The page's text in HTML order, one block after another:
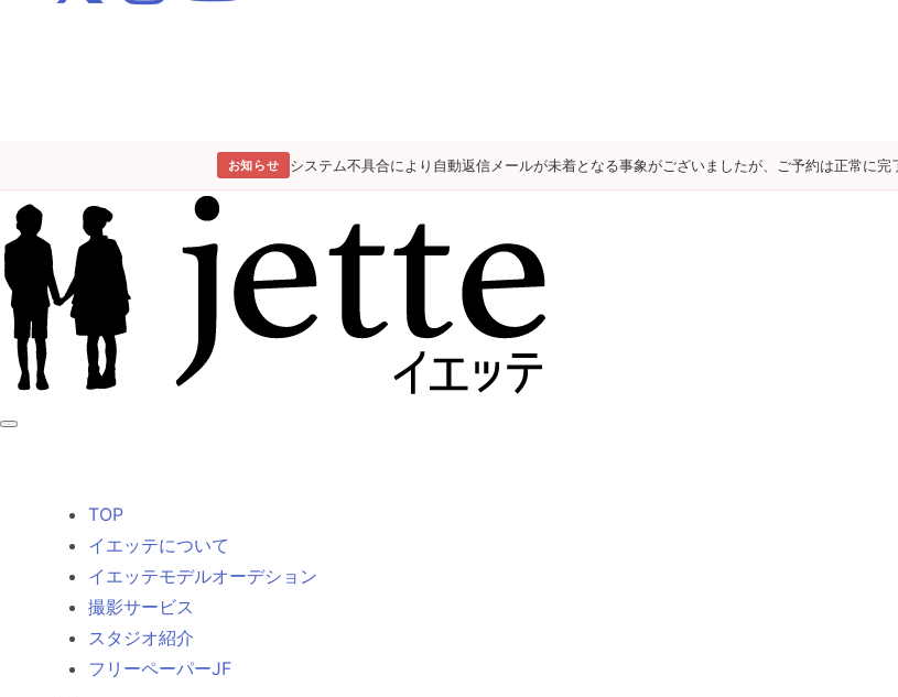
お知らせ システム不具合により自動返信メールが未着となる事象がございましたが、ご予約は正常に
TOP
イエッテについて
イエッテモデルオーデション
撮影サービス
スタジオ紹介
フリーペーパーJF